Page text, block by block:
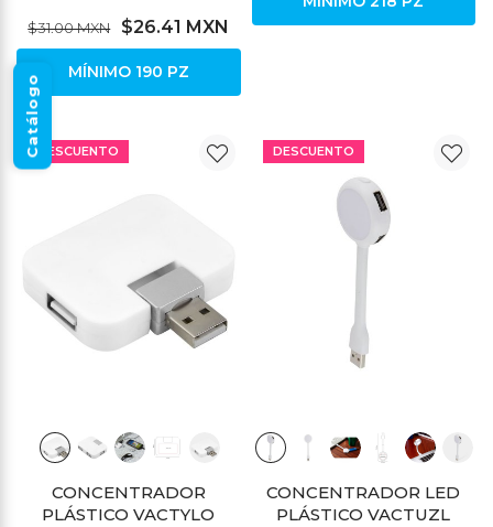
Catálogo
$31.00 MXN $26.41 MXN
MÍNIMO 190 PZ
DESCUENTO
CONCENTRADOR
PLÁSTICO VACTYLO
DESCUENTO
CONCENTRADOR LED
PLÁSTICO VACTUZL